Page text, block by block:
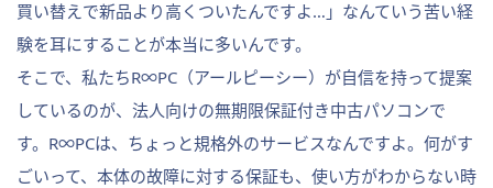
買い替えで新品より高くついたんですよ…」なんていう苦い経
験を耳にすることが本当に多いんです。
そこで、私たちR∞PC（アールピーシー）が自信を持って提案
しているのが、法人向けの無期限保証付き中古パソコンで
す。R∞PCは、ちょっと規格外のサービスなんですよ。何がす
ごいって、本体の故障に対する保証も、使い方がわからない時